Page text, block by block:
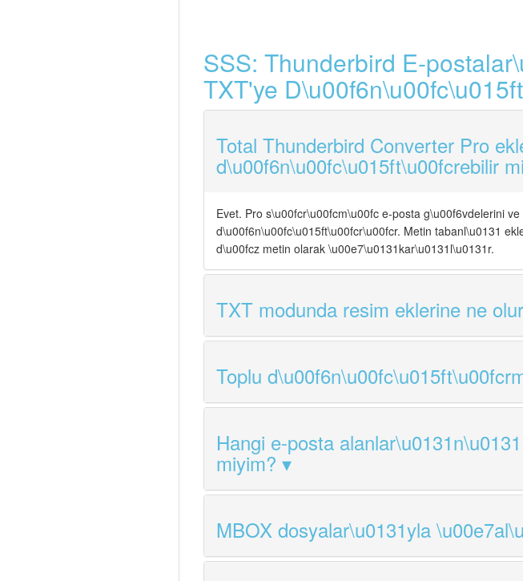
SSS: Thunderbird E-
TXT'ye
Total Thunderbird Converter Pro
d\u00f6n\u00fc\u015ft\u00fcrebilir
Evet. Pro s\u00fcr\u00fcm\u00fc e-posta g\u00f6vdelerini
d\u00f6n\u00fc\u015ft\u00fcr\u00fcr. Metin tabanl\u0131
d\u00fcz metin olarak \u00e7\u0131kar\u0131l\u0131r.
TXT modunda resim eklerine ne
Toplu
Hangi e-posta
miyim?
MBOX dosyalar\u0131yla